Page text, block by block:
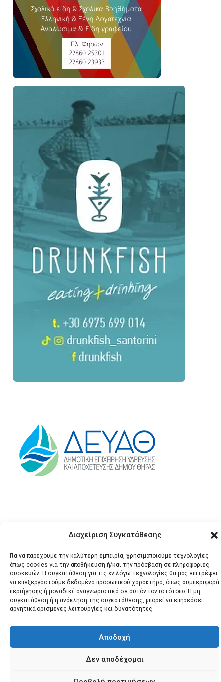
Διαχείριση Συγκατάθεσης
Για να παρέχουμε την καλύτερη εμπειρία, χρησιμοποιούμε τεχνολογίες
όπως cookies για την αποθήκευση ή/και την πρόσβαση σε πληροφορίες
συσκευών. Η συγκατάθεση για τις εν λόγω τεχνολογίες θα μας επιτρέψει
να επεξεργαστούμε δεδομένα προσωπικού χαρακτήρα, όπως συμπεριφορά
περιήγησης ή μοναδικά αναγνωριστικά σε αυτόν τον ιστότοπο. Η μη
συγκατάθεση ή η ανάκληση της συγκατάθεσης, μπορεί να επηρεάσει
αρνητικά ορισμένες λειτουργίες και δυνατότητες.
Αποδοχή
Δεν αποδέχομαι
© 2026 Santonews - Όλα
τα δικαιώματα
κατοχυρωμένα.